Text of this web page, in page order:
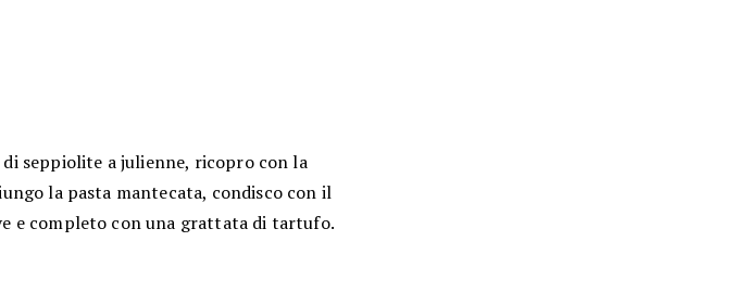
seppiolite a julienne, ricopro con la
la pasta mantecata, condisco con il
e completo con una grattata di tartufo.